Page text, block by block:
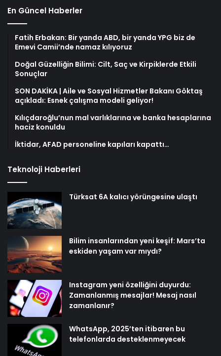
En Güncel Haberler
Fatih Erbakan: Bir yanda ABD, bir yanda YPG biz de
Emevi Camii’nde namaz kılıyoruz
Doğal Güzelliğin Bilimi: Cilt, Saç ve Kirpiklerde Etkili
Sonuçlar
SON DAKİKA | Aile ve Sosyal Hizmetler Bakanı Göktaş
açıkladı: Esnek çalışma modeli geliyor!
Kılıçdaroğlu’nun mal varlıklarına ve banka hesaplarına
haciz konuldu
İktidar, AFAD personeline kapıları kapattı…
Teknoloji Haberleri
Türksat 6A kalıcı yörüngesine ulaştı
Bilim insanlarından yeni keşif: Mars’ta
eskiden yaşam var mıydı?
Instagram yeni özelliğini duyurdu:
Zamanlanmış mesajlar! Mesaj nasıl
zamanlanır?
WhatsApp, 2025’ten itibaren bu
telefonlarda desteklenmeyecek